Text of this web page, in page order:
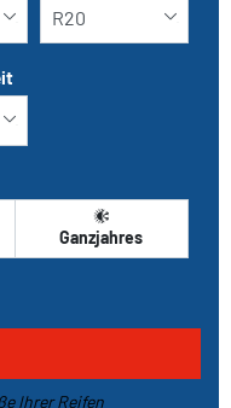
Ganzjahres
Ihrer Reifen